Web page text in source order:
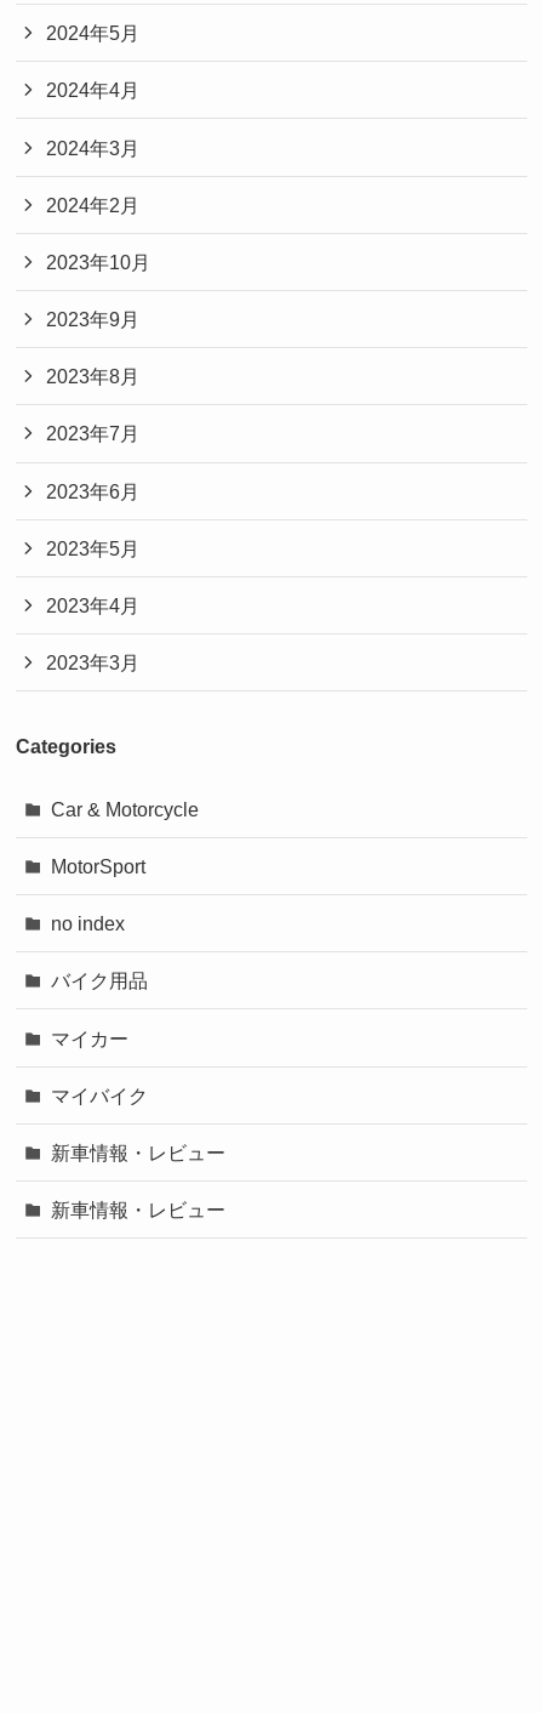
2024年5月
2024年4月
2024年3月
2024年2月
2023年10月
2023年9月
2023年8月
2023年7月
2023年6月
2023年5月
2023年4月
2023年3月
Categories
Car & Motorcycle
MotorSport
no index
バイク用品
マイカー
マイバイク
新車情報・レビュー
新車情報・レビュー